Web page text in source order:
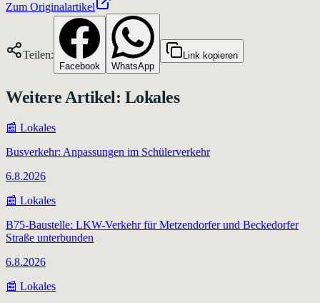
Zum Originalartikel
Teilen:
Facebook WhatsApp
Link kopieren
Weitere Artikel: Lokales
📰 Lokales
Busverkehr: Anpassungen im Schülerverkehr
6.8.2026
📰 Lokales
B75-Baustelle: LKW-Verkehr für Metzendorfer und Beckedorfer
Straße unterbunden
6.8.2026
📰 Lokales